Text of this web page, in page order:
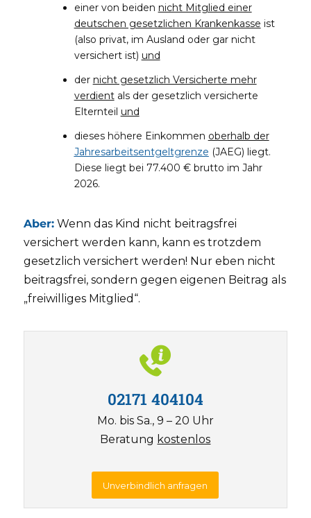
einer von beiden nicht Mitglied einer
deutschen gesetzlichen Krankenkasse ist
(also privat, im Ausland oder gar nicht
versichert ist) und
der nicht gesetzlich Versicherte mehr
verdientals der gesetzlich versicherte
Elternteil und
dieses höhere Einkommen oberhalb der
Jahresarbeitsentgeltgrenze (JAEG) liegt.
Diese liegt bei 77.400 € brutto im Jahr
2026.
Aber:Wenn das Kind nicht beitragsfrei
versichert werden kann, kann es trotzdem
gesetzlich versichert werden! Nur eben nicht
beitragsfrei, sondern gegen eigenen Beitrag als
„freiwilliges Mitglied“.
02171 404104
Mo. bis Sa., 9 – 20 Uhr
Beratung kostenlos
Unverbindlich anfragen